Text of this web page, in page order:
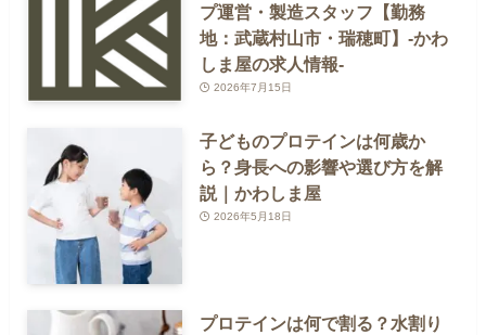
プ運営・製造スタッフ【勤務
地：武蔵村山市・瑞穂町】-かわ
しま屋の求人情報-
2026年7月15日
子どものプロテインは何歳か
ら？身長への影響や選び方を解
説｜かわしま屋
2026年5月18日
プロテインは何で割る？水割り